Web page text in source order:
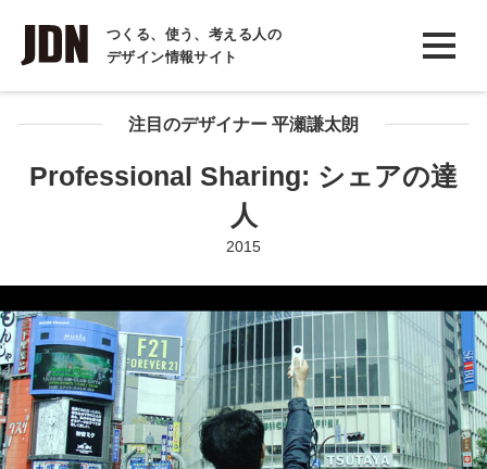
つくる、使う、考える人の
デザイン情報サイト
INTERVIEW
インタビュー
REPORT注目のデザイナー 平瀬謙太朗
Professional Sharing: シェアの達
人
2015